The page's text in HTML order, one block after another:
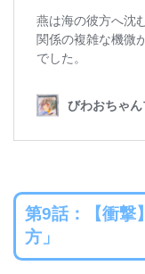
第9話：【衝撃
方」